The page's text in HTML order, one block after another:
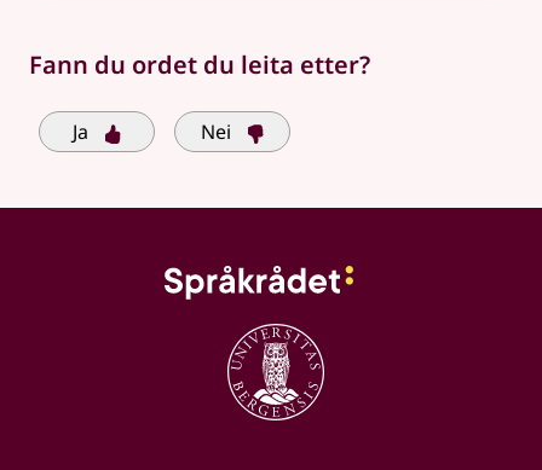
Fann du ordet du leita etter?
Ja Nei